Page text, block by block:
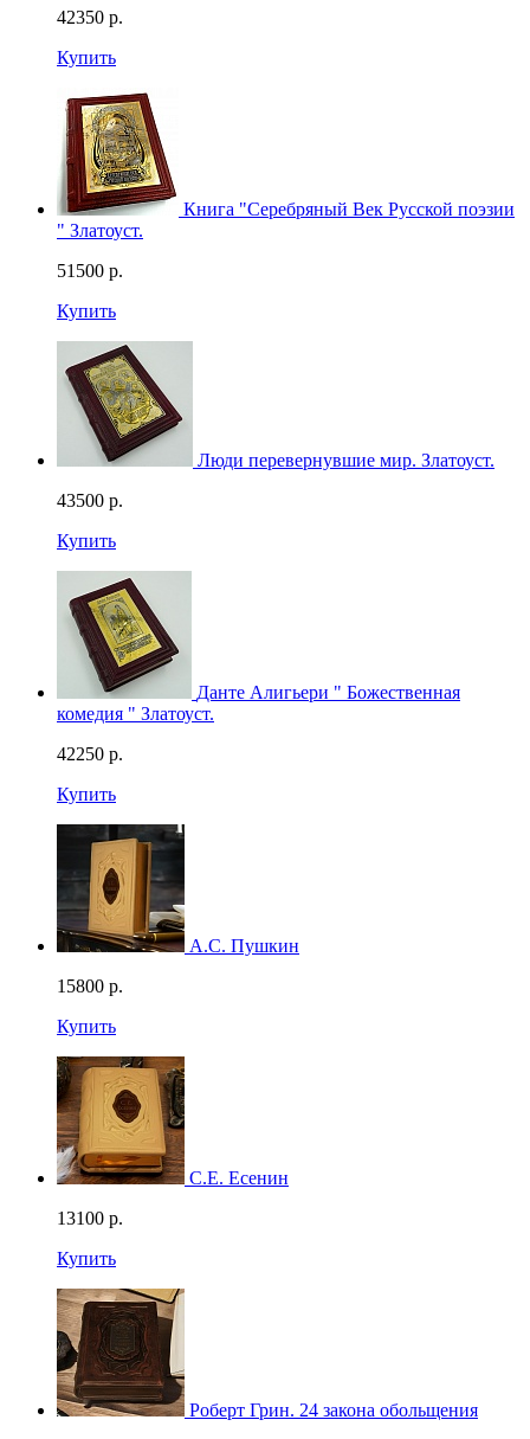
42350 р.
Купить
Книга "Серебряный Век Русской поэзии
" Златоуст.
51500 р.
Купить
Люди перевернувшие мир. Златоуст.
43500 р.
Купить
Данте Алигьери " Божественная
комедия " Златоуст.
42250 р.
Купить
А.С. Пушкин
15800 р.
Купить
С.Е. Есенин
13100 р.
Купить
Роберт Грин. 24 закона обольщения